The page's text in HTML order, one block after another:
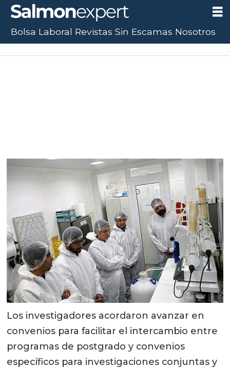
Los investigadores acordaron avanzar en
convenios para facilitar el intercambio entre
programas de postgrado y convenios
específicos para investigaciones conjuntas y
Bolsa Laboral Revistas Sin Escamas Nosotros